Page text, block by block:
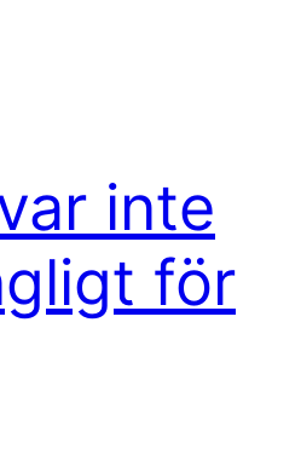
inte
för